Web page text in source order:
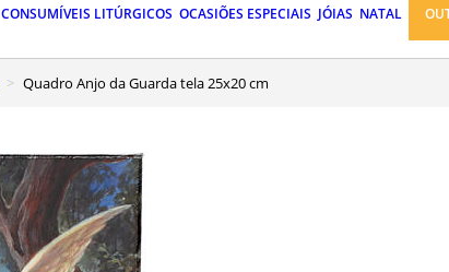
CONSUMÍVEIS LITÚRGICOS OCASIÕES ESPECIAIS JÓIAS NATAL
Quadro Anjo da Guarda tela 25x20 cm